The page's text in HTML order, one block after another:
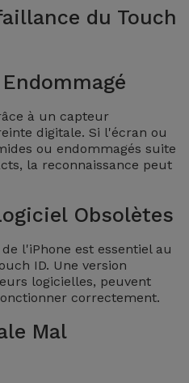
du Touch
à un capteur
digitale. Si l'écran ou
ou endommagés suite
la reconnaissance peut
Obsolètes
l'iPhone est essentiel au
ID. Une version
logicielles, peuvent
correctement.
Mal